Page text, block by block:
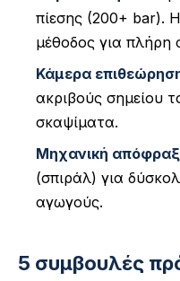
πίεσης (200+ bar).
μέθοδος για
Κάμερα
ακριβούς σημείου
σκαψίματα.
Μηχανική
(σπιράλ) για
αγωγούς.
5 συμβουλές